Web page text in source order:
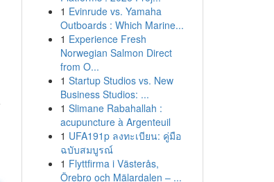
1 Evinrude vs. Yamaha
Outboards : Which Marine...
1 Experience Fresh
Norwegian Salmon Direct
from O...
1 Startup Studios vs. New
Business Studios: ...
1 Slimane Rabahallah :
acupuncture à Argenteuil
1 UFA191p ลงทะเบียน: คู่มือ
ฉบับสมบูรณ์
1 Flyttfirma i Västerås,
Örebro och Mälardalen – ...